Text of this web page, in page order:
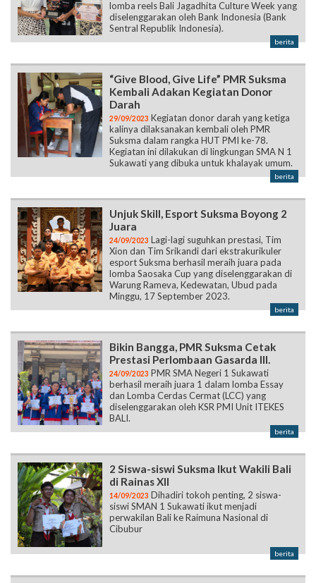
lomba reels Bali Jagadhita Culture Week yang
diselenggarakan oleh Bank Indonesia (Bank
Sentral Republik Indonesia).
berita
“Give Blood, Give Life” PMR Suksma
Kembali Adakan Kegiatan Donor
Darah
29/09/2023 Kegiatan donor darah yang ketiga
kalinya dilaksanakan kembali oleh PMR
Suksma dalam rangka HUT PMI ke-78.
Kegiatan ini dilakukan di lingkungan SMA N 1
Sukawati yang dibuka untuk khalayak umum.
berita
Unjuk Skill, Esport Suksma Boyong 2
Juara
24/09/2023 Lagi-lagi suguhkan prestasi, Tim
Xion dan Tim Srikandi dari ekstrakurikuler
esport Suksma berhasil meraih juara pada
lomba Saosaka Cup yang diselenggarakan di
Warung Rameva, Kedewatan, Ubud pada
Minggu, 17 September 2023.
berita
Bikin Bangga, PMR Suksma Cetak
Prestasi Perlombaan Gasarda III.
24/09/2023 PMR SMA Negeri 1 Sukawati
berhasil meraih juara 1 dalam lomba Essay
dan Lomba Cerdas Cermat (LCC) yang
diselenggarakan oleh KSR PMI Unit ITEKES
BALI.
berita
2 Siswa-siswi Suksma Ikut Wakili Bali
di Rainas XII
14/09/2023 Dihadiri tokoh penting, 2 siswa-
siswi SMAN 1 Sukawati ikut menjadi
perwakilan Bali ke Raimuna Nasional di
Cibubur
berita